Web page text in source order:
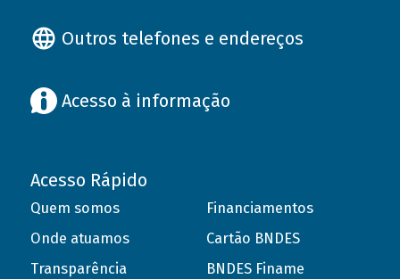
Outros telefones e endereços
Acesso à informação
Acesso Rápido
Quem somos
Onde atuamos
Transparência
Financiamentos
Cartão BNDES
BNDES Finame